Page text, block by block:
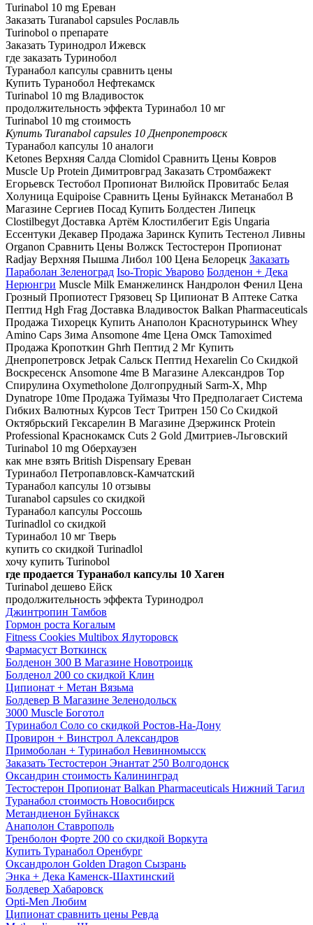
Turinabol 10 mg Ереван
Заказать Turanabol capsules Рославль
Turinobol о препарате
Заказать Туринодрол Ижевск
где заказать Туринобол
Туранабол капсулы сравнить цены
Купить Туранобол Нефтекамск
Turinabol 10 mg Владивосток
продолжительность эффекта Туринабол 10 мг
Turinabol 10 mg стоимость
Купить Turanabol capsules 10 Днепропетровск
Туранабол капсулы 10 аналоги
Ketones Верхняя Салда Clomidol Сравнить Цены Ковров
Muscle Up Protein Димитровград Заказать Стромбажект
Егорьевск Тестобол Пропионат Вилюйск Провитабс Белая
Холуница Equipoise Сравнить Цены Буйнакск Метанабол В
Магазине Сергиев Посад Купить Болдестен Липецк
Clostilbegyt Доставка Артём Клостилбегит Egis Ungaria
Ессентуки Декавер Продажа Заринск Купить Тестенол Ливны
Organon Сравнить Цены Волжск Тестостерон Пропионат
Radjay Верхняя Пышма Либол 100 Цена Белорецк Заказать
Параболан Зеленоград Iso-Tropic Уварово Болденон + Дека
Нерюнгри Muscle Milk Еманжелинск Нандролон Фенил Цена
Грозный Пропиотест Грязовец Sp Ципионат В Аптеке Сатка
Пептид Hgh Frag Доставка Владивосток Balkan Pharmaceuticals
Продажа Тихорецк Купить Анаполон Краснотурьинск Whey
Amino Caps Зима Ansomone 4me Цена Омск Tamoximed
Продажа Кропоткин Ghrh Пептид 2 Мг Купить
Днепропетровск Jetpak Сальск Пептид Hexarelin Со Скидкой
Воскресенск Ansomone 4me В Магазине Александров Top
Спирулина Oxymetholone Долгопрудный Sarm-X, Mhp
Dynatrope 10me Продажа Туймазы Что Предполагает Система
Гибких Валютных Курсов Тест Тритрен 150 Со Скидкой
Октябрьский Гексарелин В Магазине Дзержинск Protein
Professional Краснокамск Cuts 2 Gold Дмитриев-Льговский
Turinabol 10 mg Оберхаузен
как мне взять British Dispensary Ереван
Туринабол Петропавловск-Камчатский
Туранабол капсулы 10 отзывы
Turanabol capsules со скидкой
Туранабол капсулы Россошь
Turinadlol со скидкой
Туринабол 10 мг Тверь
купить со скидкой Turinadlol
хочу купить Turinobol
где продается Туранабол капсулы 10 Хаген
Turinabol дешево Ейск
продолжительность эффекта Туринодрол
Джинтропин Тамбов
Гормон роста Когалым
Fitness Cookies Multibox Ялуторовск
Фармасуст Воткинск
Болденон 300 В Магазине Новотроицк
Болденол 200 со скидкой Клин
Ципионат + Метан Вязьма
Болдевер В Магазине Зеленодольск
3000 Muscle Боготол
Туринабол Соло со скидкой Ростов-На-Дону
Провирон + Винстрол Александров
Примоболан + Туринабол Невинномысск
Заказать Тестостерон Энантат 250 Волгодонск
Оксандрин стоимость Калининград
Тестостерон Пропионат Balkan Pharmaceuticals Нижний Тагил
Туранабол стоимость Новосибирск
Метандиенон Буйнакск
Анаполон Ставрополь
Тренболон Форте 200 со скидкой Воркута
Купить Туранабол Оренбург
Оксандролон Golden Dragon Сызрань
Энка + Дека Каменск-Шахтинский
Болдевер Хабаровск
Opti-Men Любим
Ципионат сравнить цены Ревда